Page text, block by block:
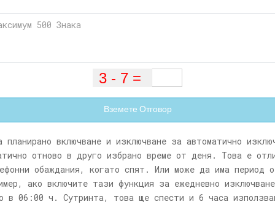
Вземете Отговор
включване и изключване за автоматично
отново в друго избрано време от деня. Това е
обаждания, когато спят. Или може да има
ако включите тази функция за ежедневно
в 06:00 ч. Сутринта, това ще спести и 6 часа